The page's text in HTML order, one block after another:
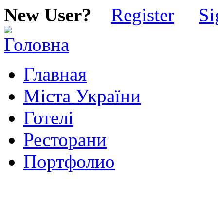
New User? Register
Главная
Міста України
Готелі
Ресторани
Портфолио